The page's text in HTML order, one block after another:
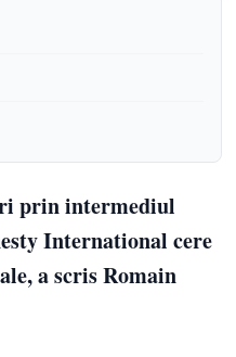
prin intermediul
International cere
a scris Romain